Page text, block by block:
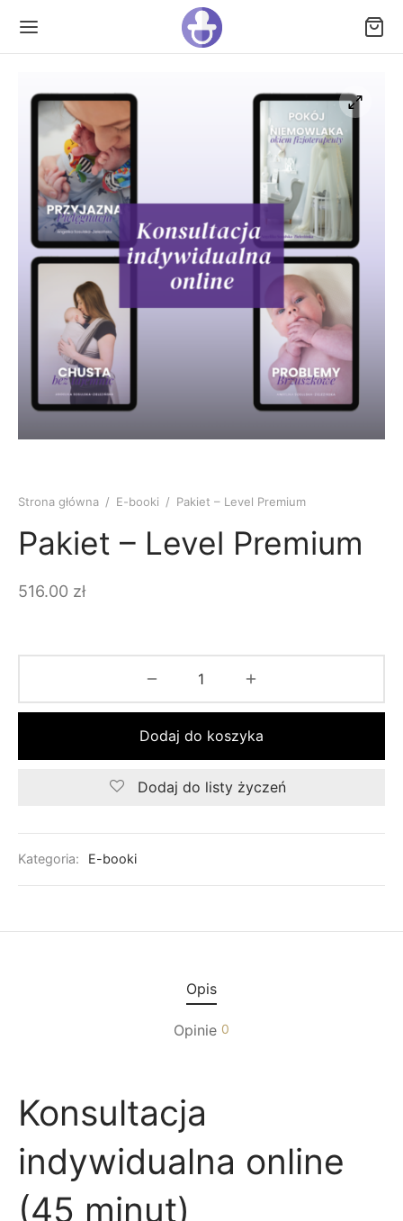
Strona główna / E-booki / Pakiet – Level Premium
Pakiet – Level Premium
516.00 zł
Dodaj do koszyka
Dodaj do listy życzeń
Kategoria: E-booki
Opis
Opinie 0
Konsultacja
indywidualna online
(45 minut)